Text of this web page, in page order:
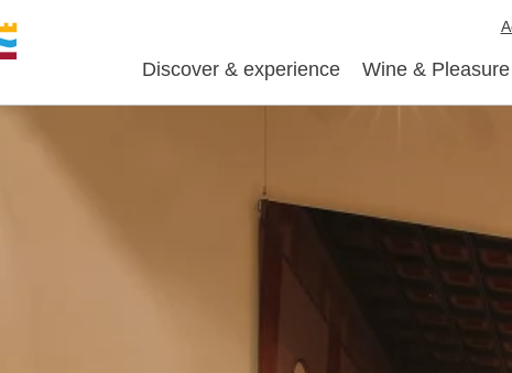
Discover & experience Wine & Pleasure